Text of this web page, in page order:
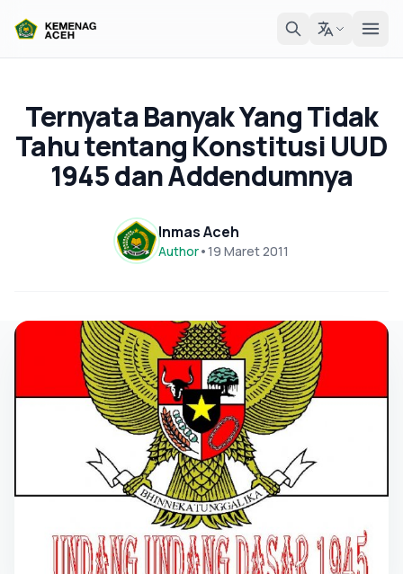
Ternyata Banyak Yang Tidak
Tahu tentang Konstitusi UUD
1945 dan Addendumnya
Inmas Aceh
Author•19 Maret 2011